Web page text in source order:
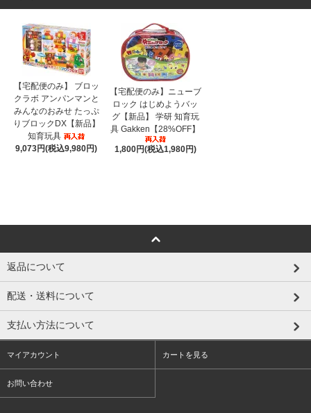
【宅配便のみ】 ブロッ
クラボ アンパンマンと
みんなのおみせ たっぷ
りブロックDX【新品】
知育玩具
9,073円(税込9,980円)
【宅配便のみ】ニューブ
ロック はじめようバッ
グ【新品】 学研 知育玩
具 Gakken【28%OFF】
1,800円(税込1,980円)
返品について
配送・送料について
支払い方法について
マイアカウント カートを見る
お問い合わせ